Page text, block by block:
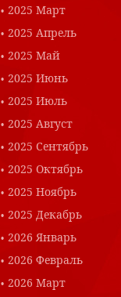
2025 Март
2025 Апрель
2025 Май
2025 Июнь
2025 Июль
2025 Август
2025 Сентябрь
2025 Октябрь
2025 Ноябрь
2025 Декабрь
2026 Январь
2026 Февраль
2026 Март